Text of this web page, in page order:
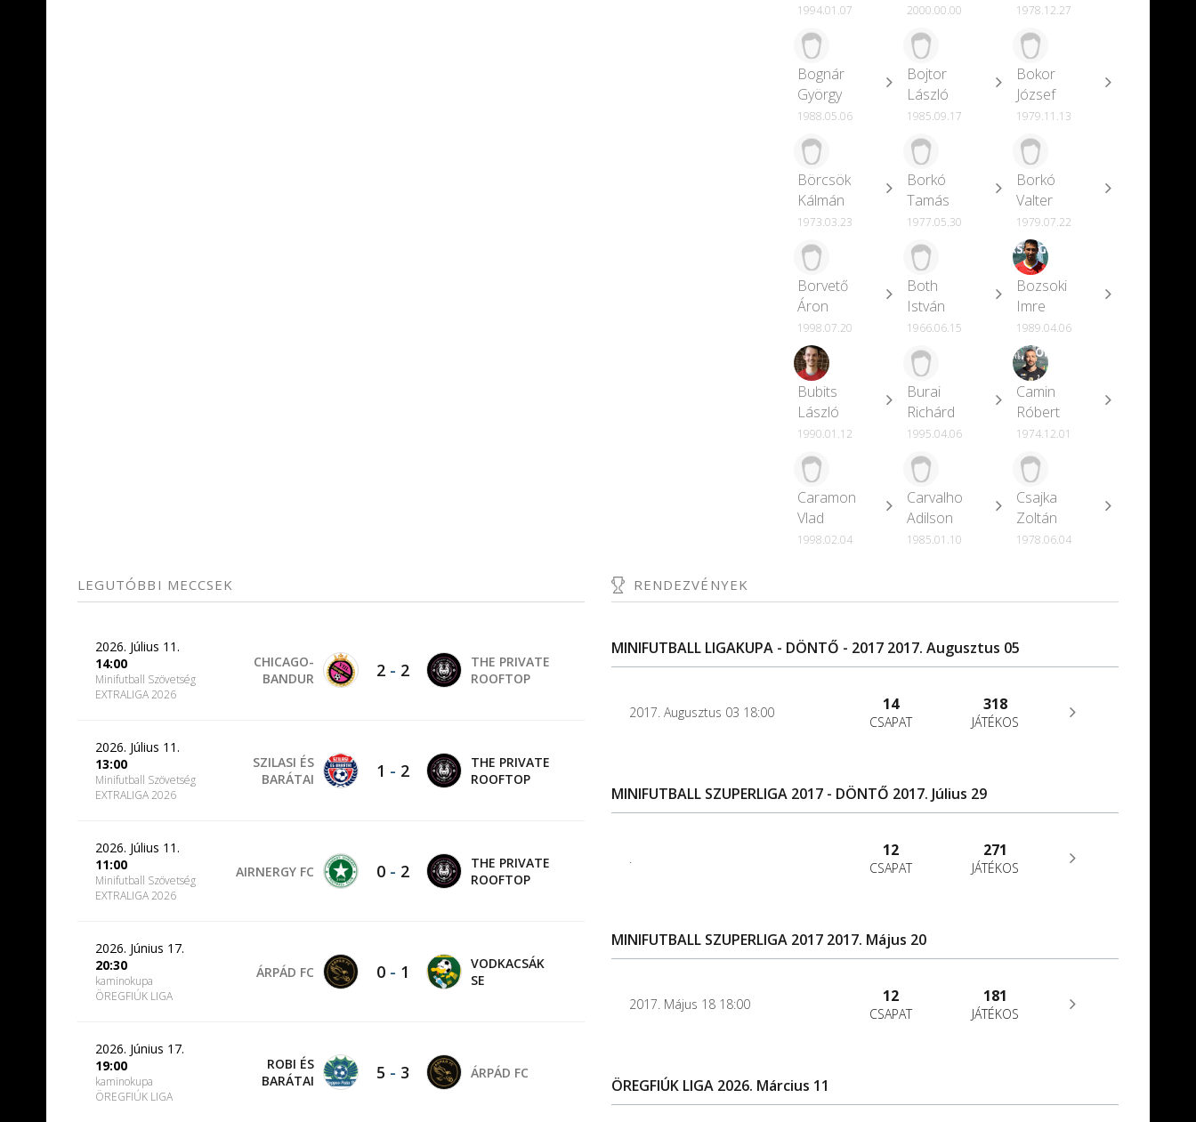
1994.01.07 2000.00.00 1978.12.27
Bognár
György
1988.05.06
Bojtor
László
1985.09.17
Bokor
József
1979.11.13
Börcsök
Kálmán
1973.03.23
Borkó
Tamás
1977.05.30
Borkó
Valter
1979.07.22
Borvető
Áron
1998.07.20
Both
István
1966.06.15
Bozsoki
Imre
1989.04.06
Bubits
László
1990.01.12
Burai
Richárd
1995.04.06
Camin
Róbert
1974.12.01
Caramon
Vlad
1998.02.04
Carvalho
Adilson
1985.01.10
Csajka
Zoltán
1978.06.04
LEGUTÓBBI MECCSEK
2026. Július 11.
14:00
Minifutball Szövetség
EXTRALIGA 2026
CHICAGO-
BANDUR
2- 2
THE PRIVATE
ROOFTOP
2026. Július 11.
13:00
Minifutball Szövetség
EXTRALIGA 2026
SZILASI ÉS
BARÁTAI
1 - 2
THE PRIVATE
ROOFTOP
2026. Július 11.
11:00
Minifutball Szövetség
EXTRALIGA 2026
AIRNERGY FC 0- 2
THE PRIVATE
ROOFTOP
2026. Június 17.
20:30
kaminokupa
ÖREGFIÚK LIGA
ÁRPÁD FC 0- 1
VODKACSÁK
SE
2026. Június 17.
19:00
kaminokupa
ÖREGFIÚK LIGA
ROBI ÉS
BARÁTAI
5 - 3 ÁRPÁD FC
RENDEZVÉNYEK
MINIFUTBALL LIGAKUPA - DÖNTŐ - 2017 2017. Augusztus 05
2017. Augusztus 03 18:00 14
CSAPAT
318
JÁTÉKOS
MINIFUTBALL SZUPERLIGA 2017 - DÖNTŐ 2017. Július 29
. 12
CSAPAT
271
JÁTÉKOS
MINIFUTBALL SZUPERLIGA 2017 2017. Május 20
2017. Május 18 18:00 12
CSAPAT
181
JÁTÉKOS
ÖREGFIÚK LIGA 2026. Március 11